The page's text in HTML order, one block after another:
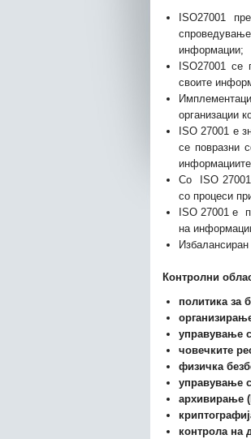
ISO27001
информации;
ISO27001 се
своите
организации
ISO 27001 е
се повразни
Со ISO 27001,
со процеси
ISO 27001 е
на
Контролни
политика за
управување
човечките
физичка
управување
архивирање (
контрола на